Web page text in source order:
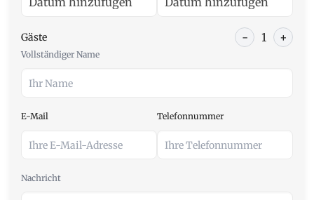
Gäste - 1 +
Vollständiger Name
E-Mail Telefonnummer
Nachricht